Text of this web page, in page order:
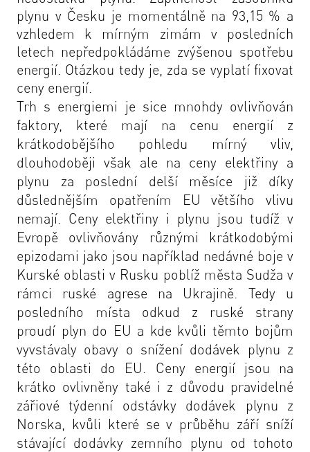
plynu v Česku je momentálně na 93,15 % a
vzhledem k mírným zimám v posledních
letech nepředpokládáme zvýšenou spotřebu
energií. Otázkou tedy je, zda se vyplatí fixovat
ceny energií.
Trh s energiemi je sice mnohdy ovlivňován
faktory, které mají na cenu energií z
krátkodobějšího pohledu mírný vliv,
dlouhodoběji však ale na ceny elektřiny a
plynu za poslední delší měsíce již díky
důslednějším opatřením EU většího vlivu
nemají. Ceny elektřiny i plynu jsou tudíž v
Evropě ovlivňovány různými krátkodobými
epizodami jako jsou například nedávné boje v
Kurské oblasti v Rusku poblíž města Sudža v
rámci ruské agrese na Ukrajině. Tedy u
posledního místa odkud z ruské strany
proudí plyn do EU a kde kvůli těmto bojům
vyvstávaly obavy o snížení dodávek plynu z
této oblasti do EU. Ceny energií jsou na
krátko ovlivněny také i z důvodu pravidelné
zářiové týdenní odstávky dodávek plynu z
Norska, kvůli které se v průběhu září sníží
stávající dodávky zemního plynu od tohoto